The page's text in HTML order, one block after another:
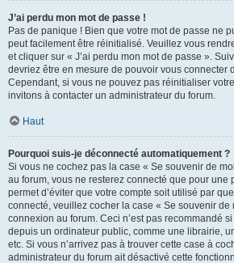
J’ai perdu mon mot de passe !
Pas de panique ! Bien que votre mot de passe ne
peut facilement être réinitialisé. Veuillez vous
et cliquer sur « J’ai perdu mon mot de passe ».
devriez être en mesure de pouvoir vous connecter
Cependant, si vous ne pouvez pas réinitialiser
invitons à contacter un administrateur du forum.
Haut
Pourquoi suis-je déconnecté automatiquement ?
Si vous ne cochez pas la case « Se souvenir de
au forum, vous ne resterez connecté que pour une
permet d’éviter que votre compte soit utilisé par
connecté, veuillez cocher la case « Se souvenir de
connexion au forum. Ceci n’est pas recommandé
depuis un ordinateur public, comme une librairie,
etc. Si vous n’arrivez pas à trouver cette case à
administrateur du forum ait désactivé cette